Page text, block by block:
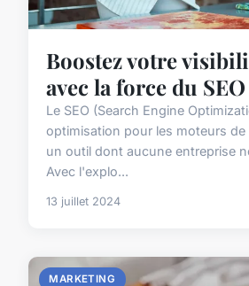
Boostez votre
avec la force du SEO
Le SEO (Search Engine
optimisation pour les moteurs de
un outil dont aucune entreprise
Avec l'explo...
13 juillet 2024
MARKETING